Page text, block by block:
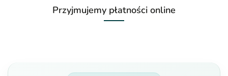
Przyjmujemy płatności online